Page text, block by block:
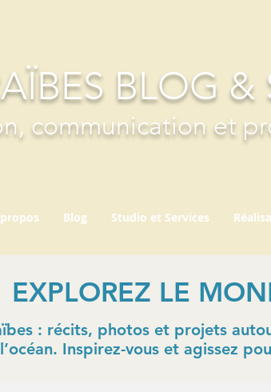
BLOG &
communication et
Blog Studio et Services
EXPLOREZ LE
: récits, photos et projets
Inspirez-vous et agissez